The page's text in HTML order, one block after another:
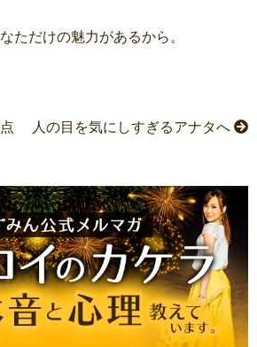
ただけの魅力があるから。
人の目を気にしすぎるアナタへ